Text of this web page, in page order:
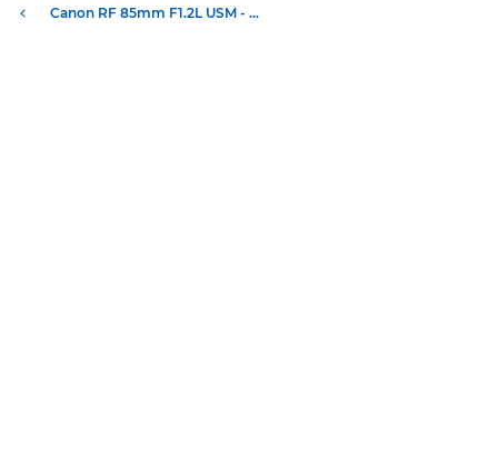
Canon RF 85mm F1.2L USM - formidabelt portrætobjektiv